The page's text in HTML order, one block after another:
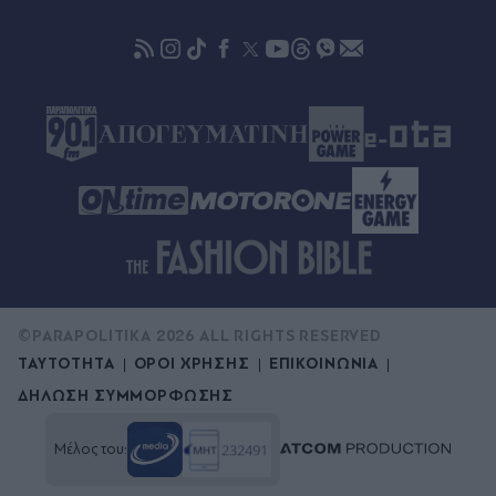
νέο κύμα "αντιρωσικής υστερίας"
ΤΑΥΤΟΤΗΤΑ ΟΡΟΙ ΧΡΗΣΗΣ
ΕΠΙΚΟΙΝΩΝΙΑ
ΔΗΛΩΣΗ ΣΥΜΜΟΡΦΩΣΗΣ
©PARAPOLITIKA 2026 ALL RIGHTS RESERVED
Μέλος του: